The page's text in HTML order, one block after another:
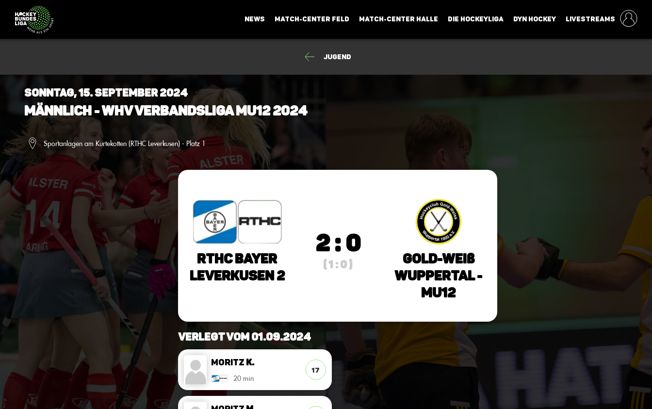
NEWS MATCH-CENTER FELD MATCH-CENTER HALLE DIE HOCKEYLIGA DYN HOCKEY LIVESTREAMS
Jugend
Sonntag, 15. September 2024
Männlich - WHV Verbandsliga mU12 2024
Sportanlagen am Kurtekotten (RTHC Leverkusen) - Platz 1
RTHC Bayer
Leverkusen 2
2 : 0
( 1 : 0 )
Gold-Weiß
Wuppertal -
mU12
verlegt vom 01.09.2024
Moritz K.
20 min
17